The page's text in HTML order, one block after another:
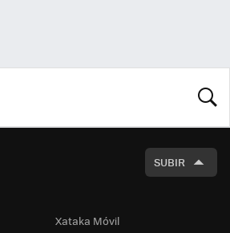
SUBIR
Xataka Móvil